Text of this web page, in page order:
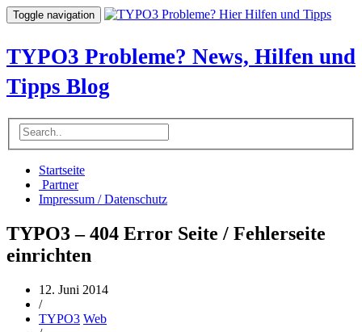
Toggle navigation
TYPO3 Probleme? News, Hilfen und
Tipps Blog
Startseite
Partner
Impressum / Datenschutz
TYPO3 – 404 Error Seite / Fehlerseite
einrichten
12. Juni 2014
/
TYPO3 Web